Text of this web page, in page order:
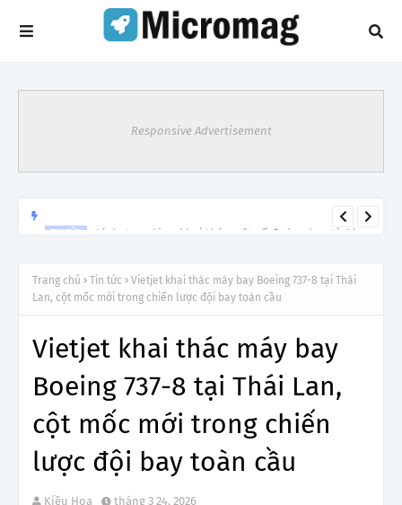
Responsive Advertisement
Lý do tạm dừng khai thác một số đường bay từ 1/4
Trang chủ Tin tức
Vietjet khai thác máy bay Boeing 737-8 tại Thái
Lan, cột mốc mới trong chiến lược đội bay toàn cầu
Vietjet khai thác máy bay
Boeing 737-8 tại Thái Lan,
cột mốc mới trong chiến
lược đội bay toàn cầu
Kiều Hoa tháng 3 24, 2026